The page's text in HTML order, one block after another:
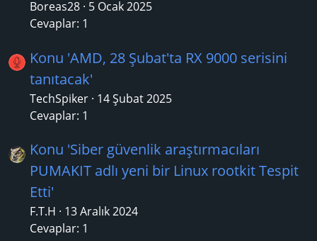
Boreas28 5 Ocak 2025
Cevaplar: 1
Konu 'AMD, 28 Şubat'ta RX 9000 serisini
tanıtacak'
TechSpiker 14 Şubat 2025
Cevaplar: 1
Konu 'Siber güvenlik araştırmacıları
PUMAKIT adlı yeni bir Linux rootkit Tespit
Etti'
F.T.H
13 Aralık 2024
Cevaplar: 1